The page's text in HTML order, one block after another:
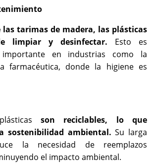
las tarimas de madera, las plásticas
limpiar y desinfectar. Esto es
importante en industrias como la
farmacéutica, donde la higiene es
son reciclables, lo que
sostenibilidad ambiental.Su larga
la necesidad de reemplazos
el impacto ambiental.